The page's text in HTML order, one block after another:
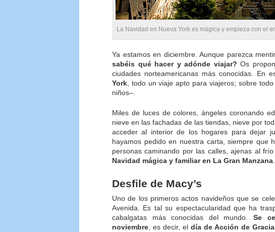
La Navidad en Nueva York es mágica y empieza con el
Ya estamos en diciembre. Aunque parezca
sabéis qué hacer y adónde viajar? Os
ciudades norteamericanas más conocidas. En
York , todo un viaje apto para viajeros; sobre
niños–.
Miles de luces de colores, ángeles coronando
nieve en las fachadas de las tiendas, nieve por
acceder al interior de los hogares para dejar
hayamos pedido en nuestra carta, siempre que
personas caminando por las calles, ajenas al
Navidad mágica y familiar en La Gran Manzana.
Desfile de Macy’s
Uno de los primeros actos navideños que se
Avenida. Es tal su espectacularidad que ha
cabalgatas más conocidas del mundo. Se
noviembre, es decir, el día de Acción de